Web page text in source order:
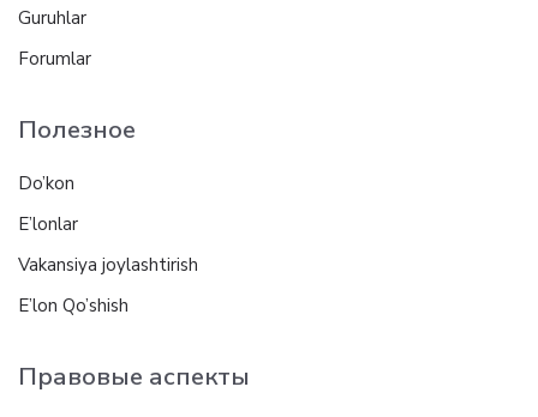
Guruhlar
Forumlar
Полезное
Do’kon
E’lonlar
Vakansiya joylashtirish
E’lon Qo’shish
Правовые аспекты